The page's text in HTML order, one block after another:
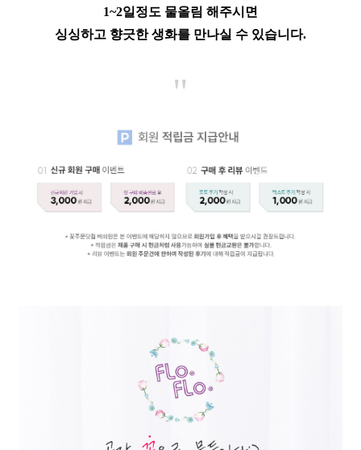
1~2일정도 물올림 해주시면
싱싱하고 향긋한 생화를 만나실 수 있습니다.
"